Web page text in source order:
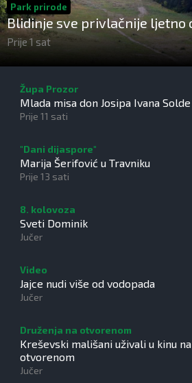
Park prirode
Blidinje sve privlačnije ljetno
turizam raste uz izazove
Prije 1 sat
Župa Prozor
Mlada misa don Josipa Ivana Solde
Prije 11 sati
"Dani dijaspore"
Marija Šerifović u Travniku
Prije 13 sati
8. kolovoza
Sveti Dominik
Jučer
Video
Jajce nudi više od vodopada
Jučer
Druženja na otvorenom
Kreševski mališani uživali u kinu na
otvorenom
Jučer